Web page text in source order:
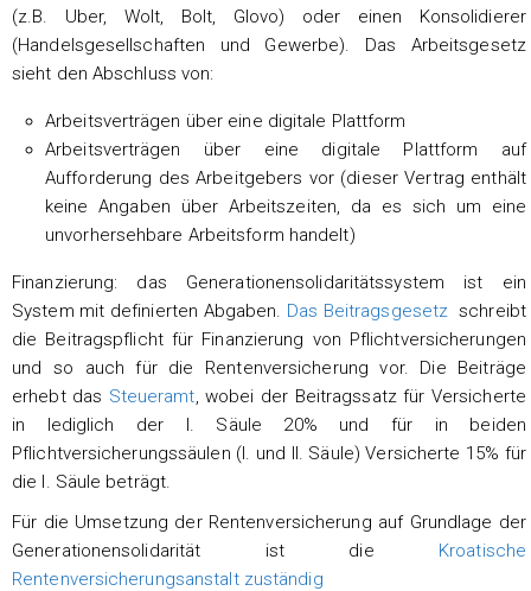
(z.B. Uber, Wolt, Bolt, Glovo) oder einen Konsolidierer
(Handelsgesellschaften und Gewerbe). Das Arbeitsgesetz
sieht den Abschluss von:
Arbeitsverträgen über eine digitale Plattform
Arbeitsverträgen über eine digitale Plattform auf
Aufforderung des Arbeitgebers vor (dieser Vertrag enthält
keine Angaben über Arbeitszeiten, da es sich um eine
unvorhersehbare Arbeitsform handelt)
Finanzierung: das Generationensolidaritätssystem ist ein
System mit definierten Abgaben. Das Beitragsgesetz schreibt
die Beitragspflicht für Finanzierung von Pflichtversicherungen
und so auch für die Rentenversicherung vor. Die Beiträge
erhebt das Steueramt, wobei der Beitragssatz für Versicherte
in lediglich der I. Säule 20% und für in beiden
Pflichtversicherungssäulen (I. und II. Säule) Versicherte 15% für
die I. Säule beträgt.
Für die Umsetzung der Rentenversicherung auf Grundlage der
Generationensolidarität ist die Kroatische
Rentenversicherungsanstalt zuständig